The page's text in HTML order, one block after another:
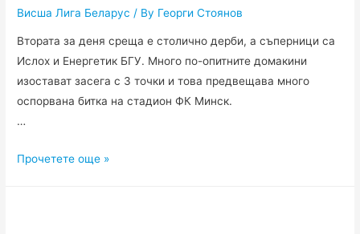
Висша Лига Беларус / By Георги Стоянов
Втората за деня среща е столично дерби, а съперници са
Ислох и Енергетик БГУ. Много по-опитните домакини
изостават засега с 3 точки и това предвещава много
оспорвана битка на стадион ФК Минск.
…
Ислох
Прочетете още »